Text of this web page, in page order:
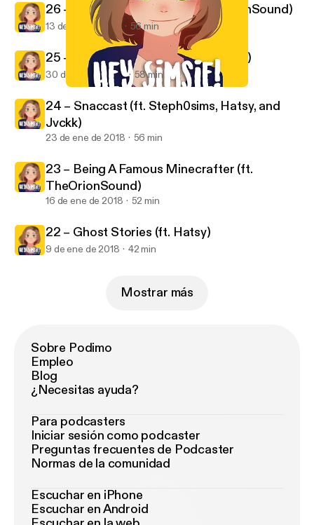
Hey Simsie!
26 – The Bois Are Back (ft. TheOrionSound)
13 de feb de 2018 56 min
25 – Origin Stories (ft. James Turner)
30 de ene de 2018 58 min
24 – Snaccast (ft. Steph0sims, Hatsy, and
Jvckk)
23 de ene de 2018 56 min
23 – Being A Famous Minecrafter (ft.
TheOrionSound)
16 de ene de 2018 52 min
22 – Ghost Stories (ft. Hatsy)
9 de ene de 2018 42 min
Mostrar más
Sobre Podimo
Empleo
Blog
¿Necesitas ayuda?
Para podcasters
Iniciar sesión como podcaster
Preguntas frecuentes de Podcaster
Normas de la comunidad
Escuchar en iPhone
Escuchar en Android